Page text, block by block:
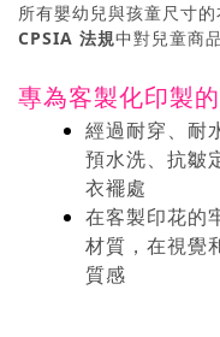
所有嬰幼兒與孩童尺寸
CPSIA 法規中對兒童商
專為客製化印製
經過耐穿、耐
預水洗、抗皺
衣襬處
在客製印花的
材質，在視覺
質感